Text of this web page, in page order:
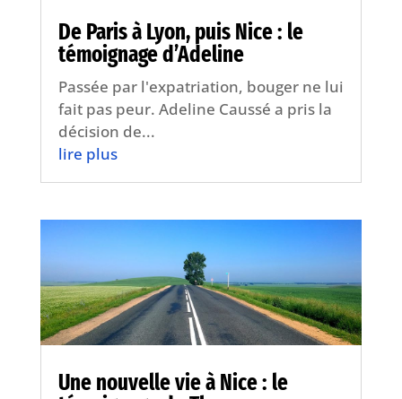
De Paris à Lyon, puis Nice : le
témoignage d’Adeline
Passée par l'expatriation, bouger ne lui
fait pas peur. Adeline Caussé a pris la
décision de...
lire plus
Une nouvelle vie à Nice : le